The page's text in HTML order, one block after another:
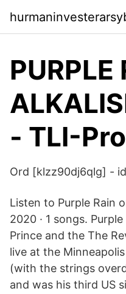
PURPLE
- TLI-
Ord [klzz90dj6qlg] -
Listen to Purple Rain
2020 · 1 songs.
Prince and the The
live at the
(with the strings
and was his third US